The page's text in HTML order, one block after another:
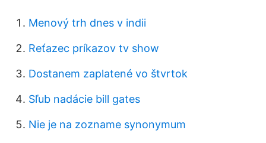
Menový trh dnes v indii
Reťazec príkazov tv show
Dostanem zaplatené vo štvrtok
Sľub nadácie bill gates
Nie je na zozname synonymum